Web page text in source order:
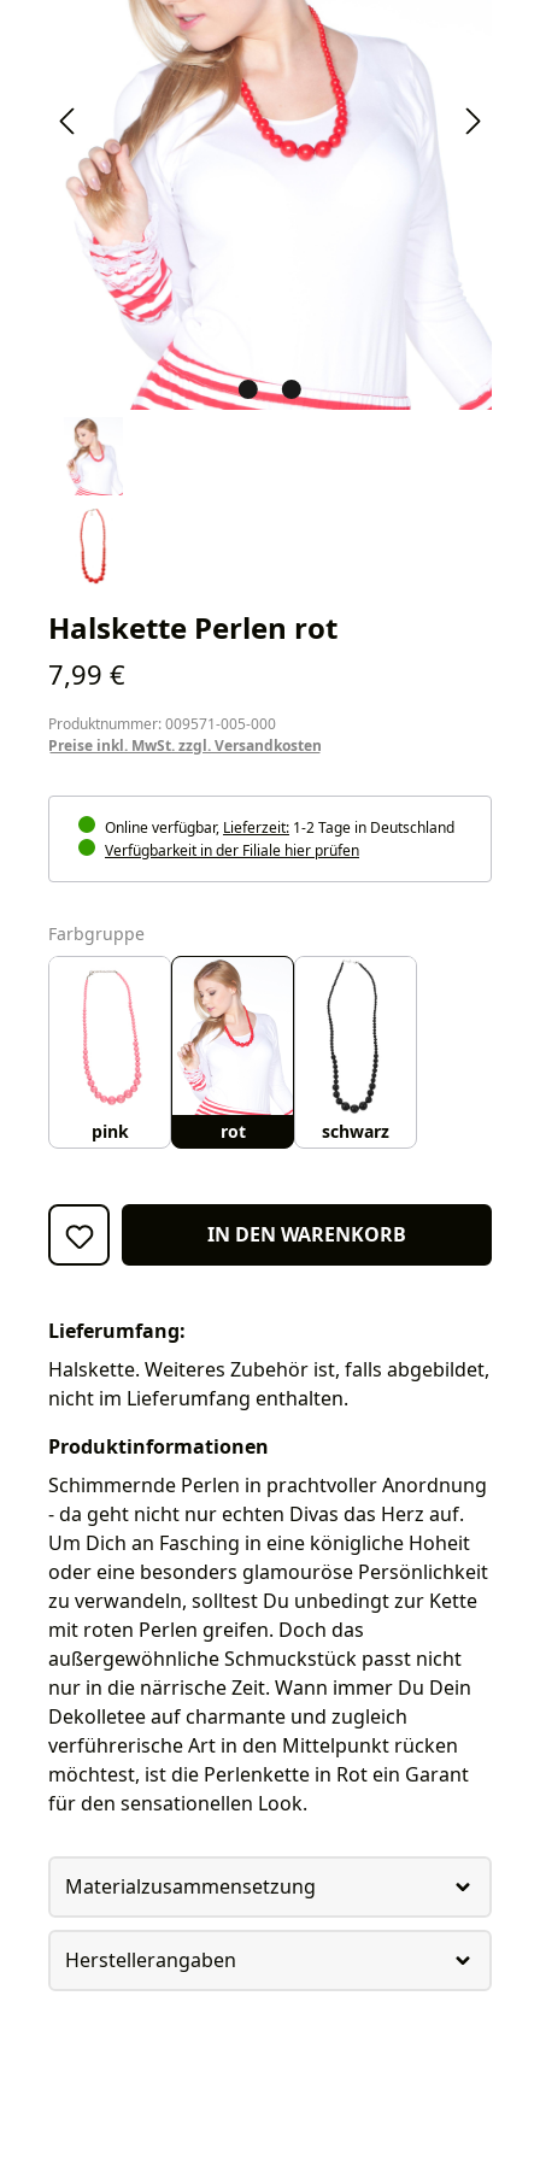
Halskette Perlen rot
Regulärer Preis:
7,99 €
Produktnummer: 009571-005-000
Preise inkl. MwSt. zzgl. Versandkosten
Online verfügbar, Lieferzeit: 1-2 Tage in Deutschland
Verfügbarkeit in der Filiale hier prüfen
Farbgruppe
pink rot schwarz
IN DEN WARENKORB
Lieferumfang:
Halskette. Weiteres Zubehör ist, falls abgebildet,
nicht im Lieferumfang enthalten.
Produktinformationen
Schimmernde Perlen in prachtvoller Anordnung
- da geht nicht nur echten Divas das Herz auf.
Um Dich an Fasching in eine königliche Hoheit
oder eine besonders glamouröse Persönlichkeit
zu verwandeln, solltest Du unbedingt zur Kette
mit roten Perlen greifen. Doch das
außergewöhnliche Schmuckstück passt nicht
nur in die närrische Zeit. Wann immer Du Dein
Dekolletee auf charmante und zugleich
verführerische Art in den Mittelpunkt rücken
möchtest, ist die Perlenkette in Rot ein Garant
für den sensationellen Look.
Materialzusammensetzung
Herstellerangaben